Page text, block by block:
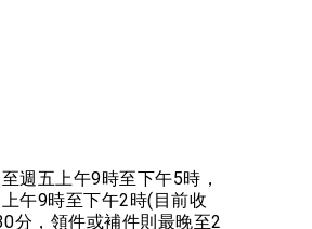
週五上午9時至下午5時，
午9時至下午2時(目前收
分，領件或補件則最晚至2